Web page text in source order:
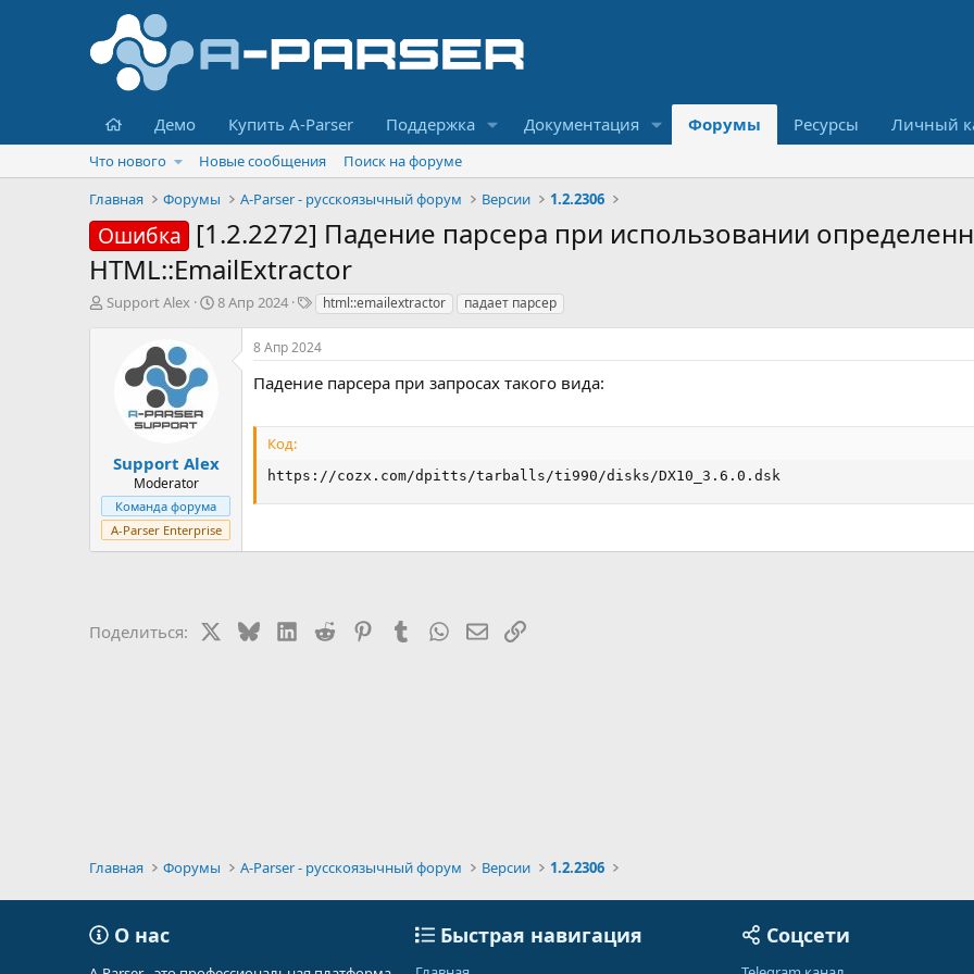
Главная
Демо Купить A-Parser Поддержка Документация Форумы Ресурсы Личный
Что нового Новые сообщения
Поиск на форуме
Главная
Форумы A-Parser - русскоязычный форум Версии 1.2.2306
Ошибка [1.2.2272] Падение парсера при использовании
HTML::EmailExtractor
А
ы
Support Alex
Д
л
8 Апр 2024
Т
г
и
html::emailextractor падает парсер
Support Alex
Moderator
Команда форума
A-Parser Enterprise
8 Апр 2024
Падение парсера при запросах такого вида:
Код:
https://cozx.com/dpitts/tarballs/ti990/disks/DX10_3.6.0.dsk
Поделиться: BlueskyLinkedIn
Reddit PinterestTumblrWhatsAppЭлектронная почта
Ссылка
Главная Форумы A-Parser - русскоязычный форум Версии 1.2.2306
О нас Быстрая навигация Соцсети